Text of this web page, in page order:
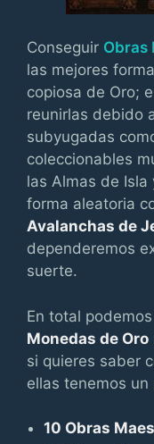
Conseguir Obras
las mejores
copiosa de Oro;
reunirlas debido
subyugadas
coleccionables
las Almas de
forma aleatoria
Avalanchas de
dependeremos
suerte.
En total
Monedas de Oro
si quieres saber
ellas tenemos
10 Obras